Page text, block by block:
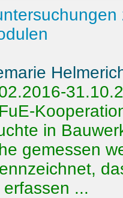
in
gemessen
...